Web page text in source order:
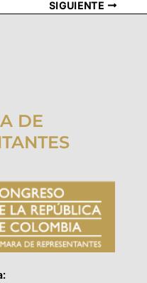
SIGUIENTE
DE